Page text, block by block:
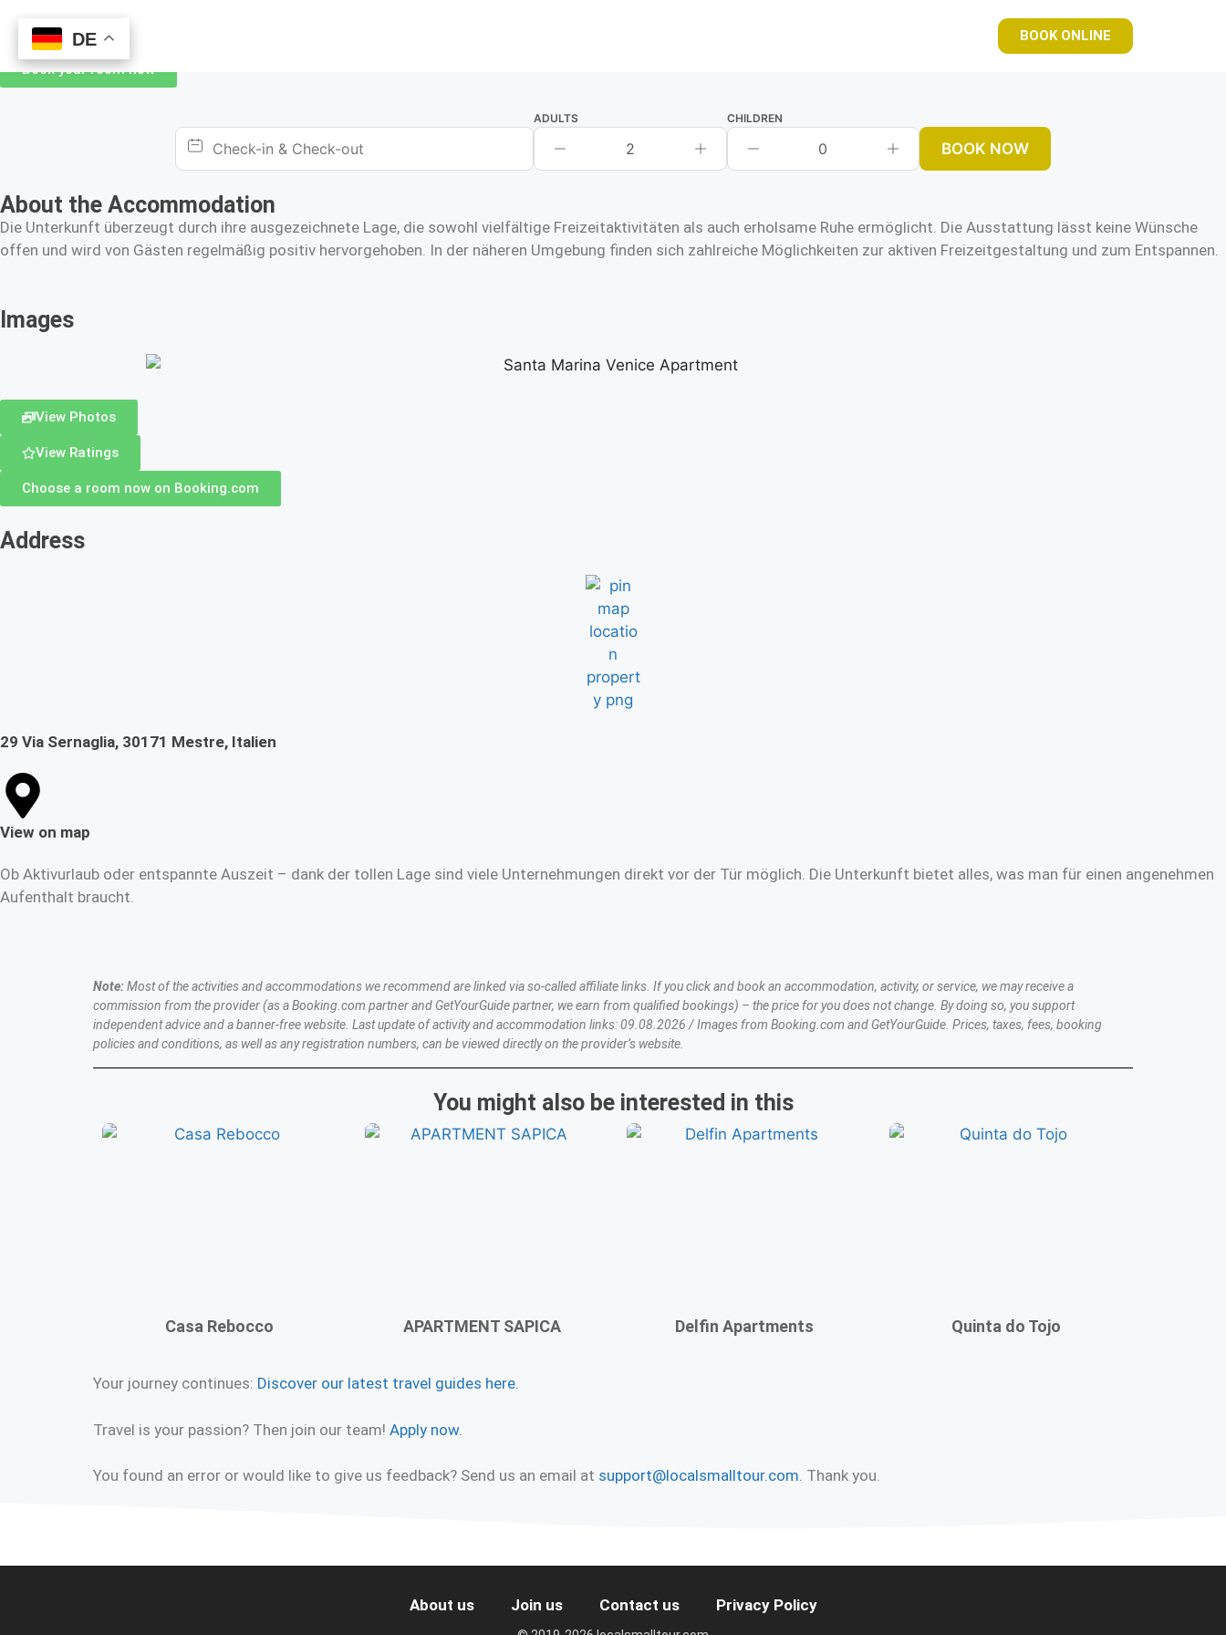
BOOK ONLINE
Book your room now
ADULTS
2
CHILDREN
0 BOOK NOW
About the Accommodation
Die Unterkunft überzeugt durch ihre ausgezeichnete Lage, die sowohl vielfältige Freizeitaktivitäten als auch erholsame Ruhe ermöglicht. Die Ausstattung lässt keine Wünsche
offen und wird von Gästen regelmäßig positiv hervorgehoben. In der näheren Umgebung finden sich zahlreiche Möglichkeiten zur aktiven Freizeitgestaltung und zum Entspannen.
Images
View Photos
View Ratings
Choose a room now on Booking.com
Address
29 Via Sernaglia, 30171 Mestre, Italien
View on map
Ob Aktivurlaub oder entspannte Auszeit – dank der tollen Lage sind viele Unternehmungen direkt vor der Tür möglich. Die Unterkunft bietet alles, was man für einen angenehmen
Aufenthalt braucht.
Note:Most of the activities and accommodations we recommend are linked via so-called affiliate links. If you click and book an accommodation, activity, or service, we may receive a
commission from the provider (as a Booking.com partner and GetYourGuide partner, we earn from qualified bookings) – the price for you does not change. By doing so, you support
independent advice and a banner-free website. Last update of activity and accommodation links: 09.08.2026 / Images from Booking.com and GetYourGuide. Prices, taxes, fees, booking
policies and conditions, as well as any registration numbers, can be viewed directly on the provider’s website.
You might also be interested in this
Casa Rebocco APARTMENT SAPICA Delfin Apartments Quinta do Tojo
Your journey continues: Discover our latest travel guides here.
Travel is your passion? Then join our team! Apply now.
You found an error or would like to give us feedback? Send us an email at support@localsmalltour.com. Thank you.
DE
About us Join us Contact us Privacy Policy
DE